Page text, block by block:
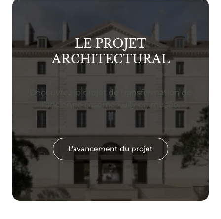
LE PROJET
ARCHITECTURAL
Découvrez le projet de transformation de
l’ancienne caserne Sully en musée.
L’avancement du projet